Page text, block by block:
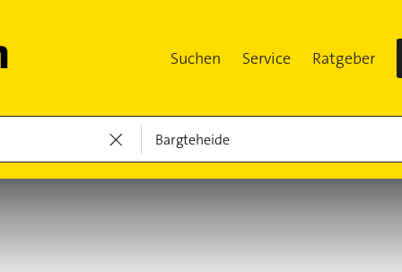
Suchen Service Ratgeber